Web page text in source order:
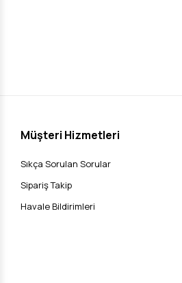
Müşteri Hizmetleri
Sıkça Sorulan Sorular
Sipariş Takip
Havale Bildirimleri